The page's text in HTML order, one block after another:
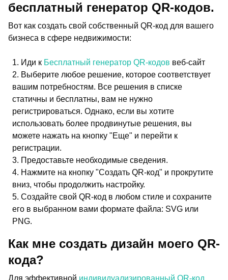
бесплатный генератор QR-кодов.
Вот как создать свой собственный QR-код для вашего
бизнеса в сфере недвижимости:
Иди к Бесплатный генератор QR-кодов веб-сайт
Выберите любое решение, которое соответствует
вашим потребностям. Все решения в списке
статичны и бесплатны, вам не нужно
регистрироваться. Однако, если вы хотите
использовать более продвинутые решения, вы
можете нажать на кнопку "Еще" и перейти к
регистрации.
Предоставьте необходимые сведения.
Нажмите на кнопку "Создать QR-код" и прокрутите
вниз, чтобы продолжить настройку.
Создайте свой QR-код в любом стиле и сохраните
его в выбранном вами формате файла: SVG или
PNG.
Как мне создать дизайн моего QR-
кода?
Для эффективной индивидуализированный QR-код